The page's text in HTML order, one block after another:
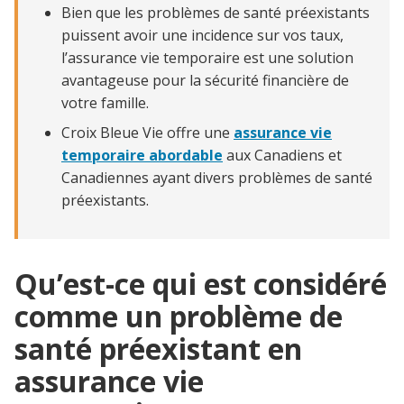
Que faire si votre demande de couverture est refusée ?
Bien que les problèmes de santé préexistants
puissent avoir une incidence sur vos taux,
l’assurance vie temporaire est une solution
avantageuse pour la sécurité financière de
votre famille.
Croix Bleue Vie offre une assurance vie
temporaire abordable aux Canadiens et
Canadiennes ayant divers problèmes de santé
préexistants.
Qu’est-ce qui est considéré
comme un problème de
santé préexistant en
assurance vie